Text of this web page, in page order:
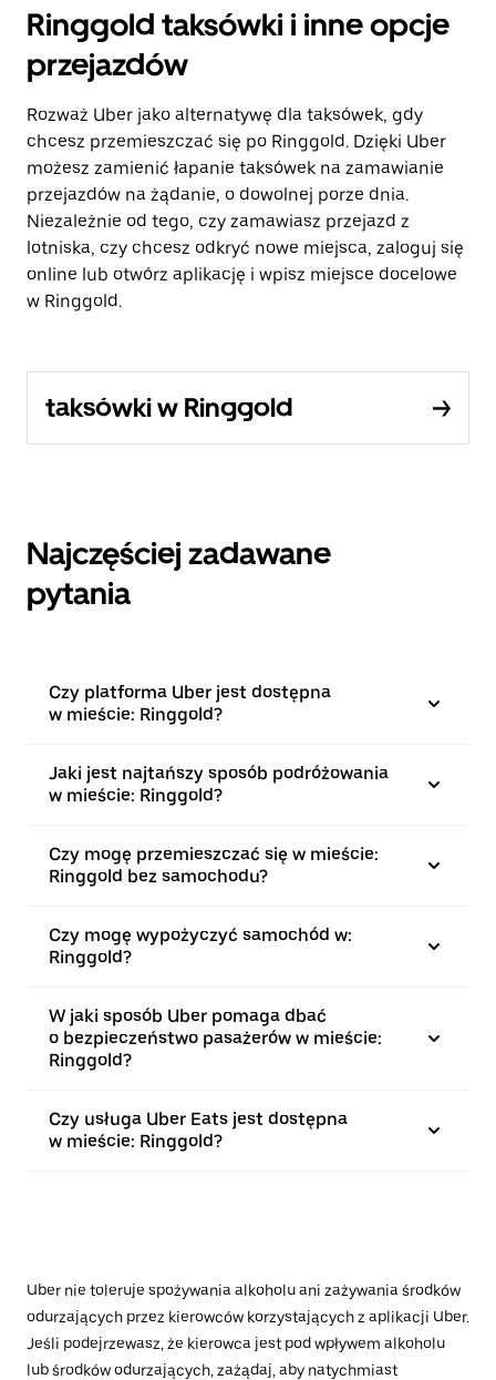
Ringgold taksówki i inne opcje
przejazdów
Rozważ Uber jako alternatywę dla taksówek, gdy
chcesz przemieszczać się po Ringgold. Dzięki Uber
możesz zamienić łapanie taksówek na zamawianie
przejazdów na żądanie, o dowolnej porze dnia.
Niezależnie od tego, czy zamawiasz przejazd z
lotniska, czy chcesz odkryć nowe miejsca, zaloguj się
online lub otwórz aplikację i wpisz miejsce docelowe
w Ringgold.
taksówki w Ringgold
Najczęściej zadawane
pytania
Czy platforma Uber jest dostępna
w mieście: Ringgold?
Jaki jest najtańszy sposób podróżowania
w mieście: Ringgold?
Czy mogę przemieszczać się w mieście:
Ringgold bez samochodu?
Czy mogę wypożyczyć samochód w:
Ringgold?
W jaki sposób Uber pomaga dbać
o bezpieczeństwo pasażerów w mieście:
Ringgold?
Czy usługa Uber Eats jest dostępna
w mieście: Ringgold?
Uber nie toleruje spożywania alkoholu ani zażywania środków
odurzających przez kierowców korzystających z aplikacji Uber.
Jeśli podejrzewasz, że kierowca jest pod wpływem alkoholu
lub środków odurzających, zażądaj, aby natychmiast